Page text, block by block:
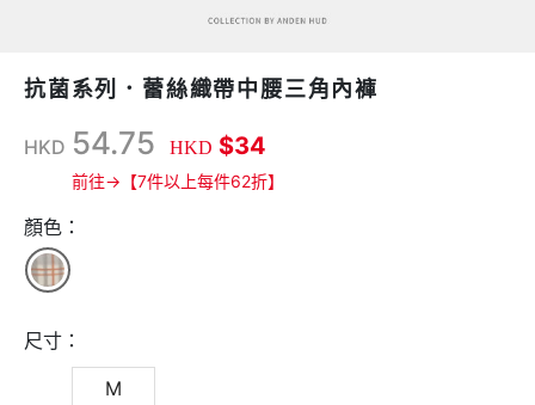
抗菌系列．蕾絲織帶中腰三角內褲
HKD 54.75 HKD $34
前往→【7件以上每件62折】
顏色：
尺寸：
M